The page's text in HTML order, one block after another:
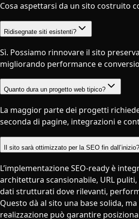
Cosa aspettarsi da un sito costruito
Ridisegnate siti esistenti?
Sì. Possiamo rinnovare il sito
migliorando performance e
Quanto dura un progetto web tipico?
La maggior parte dei progetti
seconda di pagine, integrazioni e
Il sito sarà ottimizzato per la SEO fin dall’inizio?
L’implementazione SEO-ready è
architettura scansionabile, URL
dati strutturati dove rilevanti,
Questo dà al sito una base solida,
realizzazione può garantire